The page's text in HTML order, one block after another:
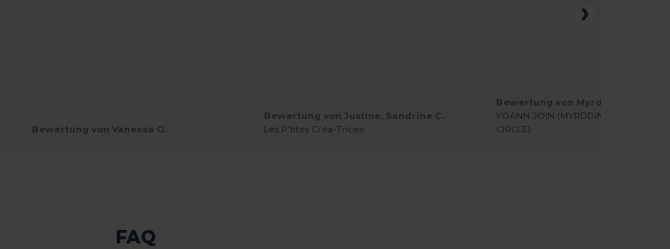
Bewertung von Vanessa G.
Bewertung von Justine, Sandrine C.
Les P'tites Créa-Trices
Bewertung von Myrddin C.
YOANN JOIN
CIRCLE)
FAQ